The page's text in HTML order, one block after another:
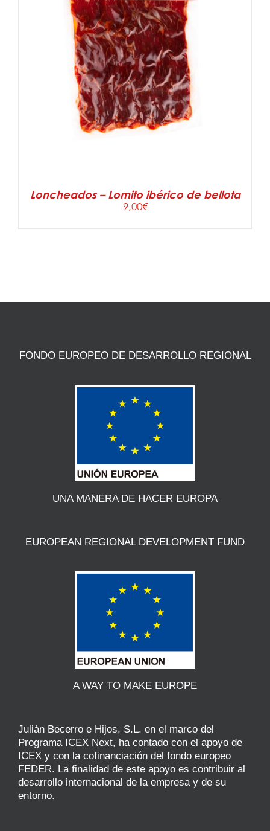
AÑADIR AL CARRITO / DETALLES
Loncheados – Lomito ibérico de bellota
9,00€
FONDO EUROPEO DE DESARROLLO REGIONAL
UNA MANERA DE HACER EUROPA
EUROPEAN REGIONAL DEVELOPMENT FUND
A WAY TO MAKE EUROPE
Julián Becerro e Hijos, S.L. en el marco del
Programa ICEX Next, ha contado con el apoyo de
ICEX y con la cofinanciación del fondo europeo
FEDER. La finalidad de este apoyo es contribuir al
desarrollo internacional de la empresa y de su
entorno.